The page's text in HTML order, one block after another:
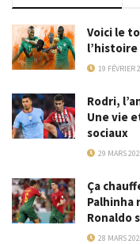
Voici le
l’histoire
19 FÉVRIER
Rodri,
Une vie
sociaux
29 MARS
Ça
Palhinha
Ronaldo
28 MARS